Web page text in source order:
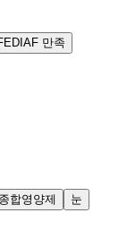
만족
종합영양제
눈